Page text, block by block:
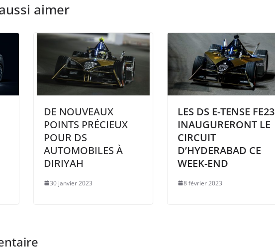
aimer
DE NOUVEAUX
POINTS PRÉCIEUX
POUR DS
AUTOMOBILES À
DIRIYAH
30 janvier 2023
LES DS E-TENSE FE23
INAUGURERONT LE
CIRCUIT
D’HYDERABAD CE
WEEK-END
8 février 2023